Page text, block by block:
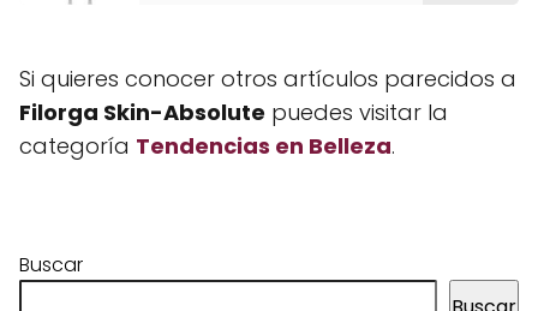
Si quieres conocer otros artículos parecidos a
Filorga Skin-Absolute puedes visitar la
categoría Tendencias en Belleza.
Buscar